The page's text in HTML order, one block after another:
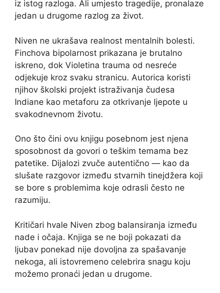
iz istog razloga. Ali umjesto tragedije, pronalaze
jedan u drugome razlog za život.
Niven ne ukrašava realnost mentalnih bolesti.
Finchova bipolarnost prikazana je brutalno
iskreno, dok Violetina trauma od nesreće
odjekuje kroz svaku stranicu. Autorica koristi
njihov školski projekt istraživanja čudesa
Indiane kao metaforu za otkrivanje ljepote u
svakodnevnom životu.
Ono što čini ovu knjigu posebnom jest njena
sposobnost da govori o teškim temama bez
patetike. Dijalozi zvuče autentično — kao da
slušate razgovor između stvarnih tinejdžera koji
se bore s problemima koje odrasli često ne
razumiju.
Kritičari hvale Niven zbog balansiranja između
nade i očaja. Knjiga se ne boji pokazati da
ljubav ponekad nije dovoljna za spašavanje
nekoga, ali istovremeno celebrira snagu koju
možemo pronaći jedan u drugome.